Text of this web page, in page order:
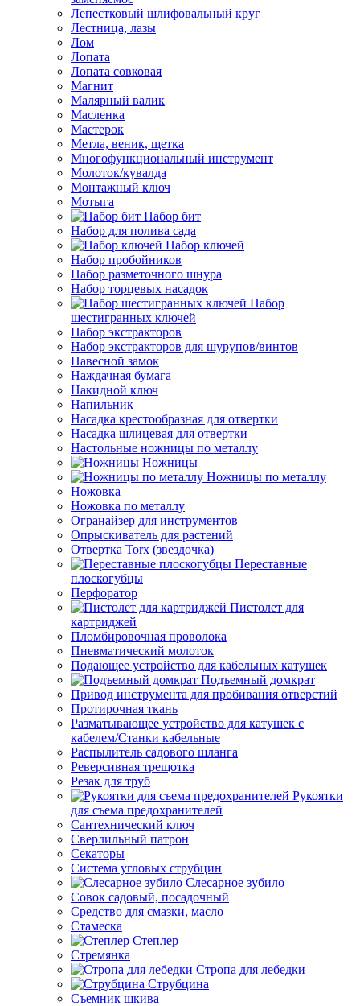
Лепестковый шлифовальный круг
Лестница, лазы
Лом
Лопата
Лопата совковая
Магнит
Малярный валик
Масленка
Мастерок
Метла, веник, щетка
Многофункциональный инструмент
Молоток/кувалда
Монтажный ключ
Мотыга
Набор бит
Набор для полива сада
Набор ключей
Набор пробойников
Набор разметочного шнура
Набор торцевых насадок
Набор
шестигранных ключей
Набор экстракторов
Набор экстракторов для шурупов/винтов
Навесной замок
Наждачная бумага
Накидной ключ
Напильник
Насадка крестообразная для отвертки
Насадка шлицевая для отвертки
Настольные ножницы по металлу
Ножницы
Ножницы по металлу
Ножовка
Ножовка по металлу
Огранайзер для инструментов
Опрыскиватель для растений
Отвертка Torx (звездочка)
Переставные
плоскогубцы
Перфоратор
Пистолет для
картриджей
Пломбировочная проволока
Пневматический молоток
Подающее устройство для кабельных катушек
Подъемный домкрат
Привод инструмента для пробивания отверстий
Протирочная ткань
Разматывающее устройство для катушек с
кабелем/Станки кабельные
Распылитель садового шланга
Реверсивная трещотка
Резак для труб
Рукоятки
для съема предохранителей
Сантехнический ключ
Сверлильный патрон
Секаторы
Система угловых струбцин
Слесарное зубило
Совок садовый, посадочный
Средство для смазки, масло
Стамеска
Степлер
Стремянка
Стропа для лебедки
Струбцина
Съемник шкива